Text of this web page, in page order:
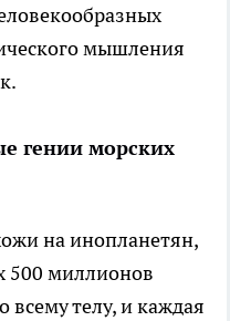
мышления
гении морских
на инопланетян,
500 миллионов
всему телу, и каждая